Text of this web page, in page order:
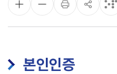
본인인증